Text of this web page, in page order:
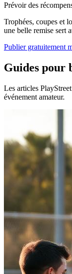
Prévoir des
Trophées, coupes et
une belle remise sert
Publier gratuitement
Guides pour
Les articles
événement amateur.